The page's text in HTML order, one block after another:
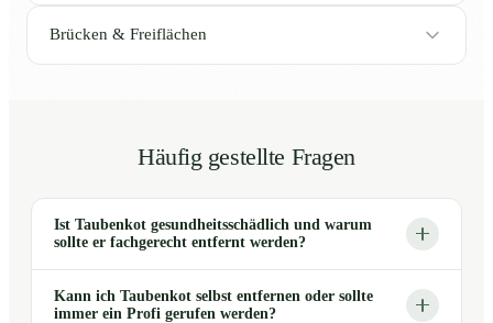
Brücken & Freiflächen
Häufig gestellte Fragen
Ist Taubenkot gesundheitsschädlich und warum
sollte er fachgerecht entfernt werden?
Kann ich Taubenkot selbst entfernen oder sollte
immer ein Profi gerufen werden?